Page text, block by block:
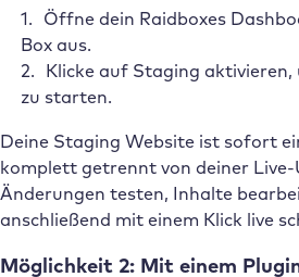
Öffne dein Raidboxes
Box aus.
Klicke auf Staging aktivieren,
zu starten.
Deine Staging Website ist sofort
komplett getrennt von deiner
Änderungen testen, Inhalte
anschließend mit einem Klick live
Möglichkeit 2: Mit einem